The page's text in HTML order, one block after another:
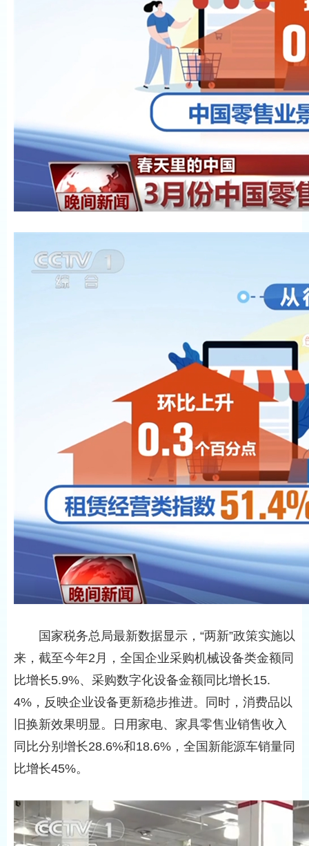
国家税务总局最新数据显示，“两新”政策实施以
来，截至今年2月，全国企业采购机械设备类金额同
比增长5.9%、采购数字化设备金额同比增长15.
4%，反映企业设备更新稳步推进。同时，消费品以
旧换新效果明显。日用家电、家具零售业销售收入
同比分别增长28.6%和18.6%，全国新能源车销量同
比增长45%。